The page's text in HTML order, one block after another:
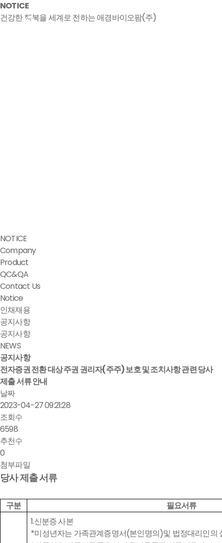
NOTICE
건강한 행복을 세계로 전하는 애경바이오팜(주)
NOTICE
Company
Product
QC&QA
Contact Us
Notice
인채재용
공지사항
공지사항
NEWS
공지사항
전자증권 전환 대상 주권 권리자(주주) 보호 및 조치사항 관련 당사
제출 서류 안내
날짜
2023-04-27 09:21:28
조회수
6598
추천수
0
첨부파일
당사 제출 서류
구분 필요서류
1.신분증 사본
*미성년자는 가족관계증명서(본인명의)및 법정대리인의